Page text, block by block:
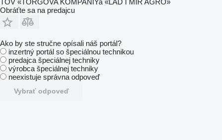
TOV «TORGOVA KOMPANIYa «LAD I MIR AGRO»
Obráťte sa na predajcu
Ako by ste stručne opísali náš portál?
inzertný portál so špeciálnou technikou
predajca špeciálnej techniky
výrobca špeciálnej techniky
neexistuje správna odpoveď
Vybrať odpoveď